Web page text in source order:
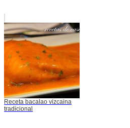
Receta bacalao vizcaina
tradicional